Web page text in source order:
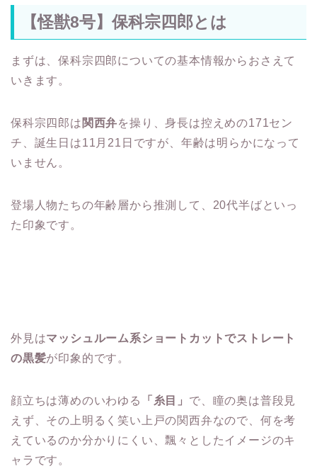
【怪獣8号】保科宗四郎とは
まずは、保科宗四郎についての基本情報からおさえて
いきます。
保科宗四郎は 関西弁を操り、身長は控えめの171セン
チ、誕生日は11月21日ですが、年齢は明らかになって
いません。
登場人物たちの年齢層から推測して、20代半ばといっ
た印象です。
外見はマッシュルーム系ショートカットでストレート
の黒髪が印象的です。
顔立ちは薄めのいわゆる 「糸目」 で、瞳の奥は普段見
えず、その上明るく笑い上戸の関西弁なので、何を考
えているのか分かりにくい、飄々としたイメージのキ
ャラです。